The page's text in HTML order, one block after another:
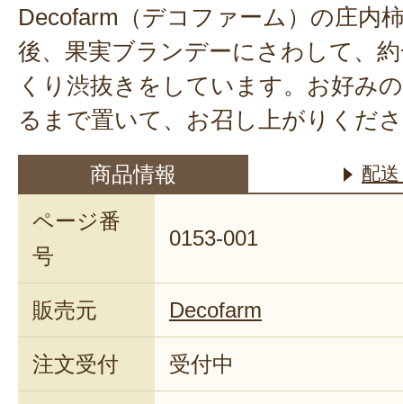
Decofarm（デコファーム）の庄内
後、果実ブランデーにさわして、
くり渋抜きをしています。お好み
るまで置いて、お召し上がりくだ
商品情報 配
ページ番
号
0153-001
販売元 Decofarm
注文受付 受付中